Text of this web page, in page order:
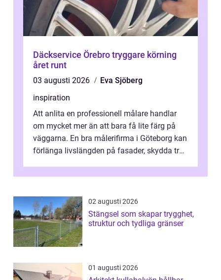
Däckservice Örebro tryggare körning
året runt
03 augusti 2026
Eva Sjöberg
inspiration
Att anlita en professionell målare handlar
om mycket mer än att bara få lite färg på
väggarna. En bra målerifirma i Göteborg kan
förlänga livslängden på fasader, skydda trä
02 augusti 2026
Stängsel som skapar trygghet,
struktur och tydliga gränser
01 augusti 2026